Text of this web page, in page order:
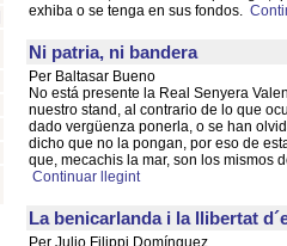
exhiba o se tenga en sus fondos.
Ni patria, ni bandera
Per Baltasar Bueno
No está presente la Real Senyera
nuestro stand, al contrario de lo que
dado vergüenza ponerla, o se han
dicho que no la pongan, por eso de
que, mecachis la mar, son los mismos
Continuar llegint
La benicarlanda i la llibertat
Per Julio Filippi Domínguez